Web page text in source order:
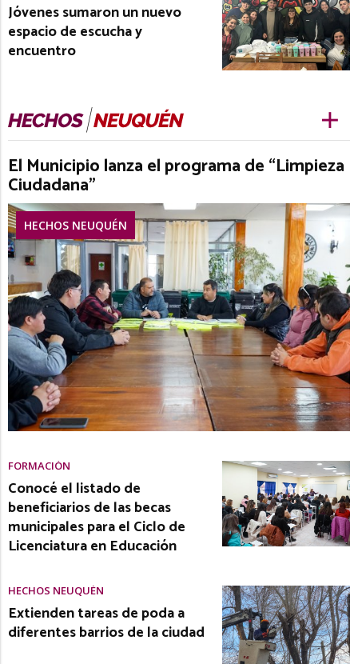
Jóvenes sumaron un nuevo
espacio de escucha y
encuentro
El Municipio lanza el programa de “Limpieza
Ciudadana”
HECHOS NEUQUÉN
FORMACIÓN
Conocé el listado de
beneficiarios de las becas
municipales para el Ciclo de
Licenciatura en Educación
HECHOS NEUQUÉN
Extienden tareas de poda a
diferentes barrios de la ciudad